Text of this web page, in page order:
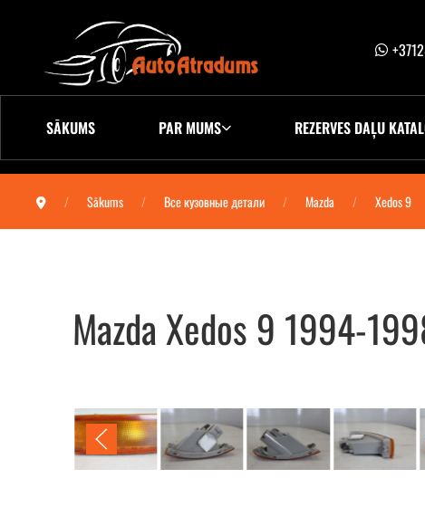
SĀKUMS PAR MUMS REZERVES DAĻU
Sākums Все кузовные детали Mazda Xedos 9
Mazda Xedos 9 1994-